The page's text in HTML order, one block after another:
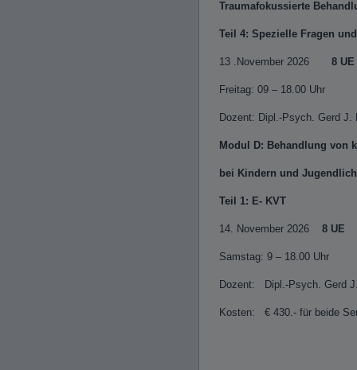
Traumafokussierte
Teil 4: Spezielle Fragen
13 .November 2026 8 UE
Freitag: 09 – 18.00 Uhr
Dozent: Dipl.-Psych. Gerd J.
Modul D: Behandlung von
bei Kindern und
Teil 1: E- KVT
14. November 2026 8 UE
Samstag: 9 – 18.00 Uhr
Dozent: Dipl.-Psych. Gerd
Kosten: € 430.- für beide